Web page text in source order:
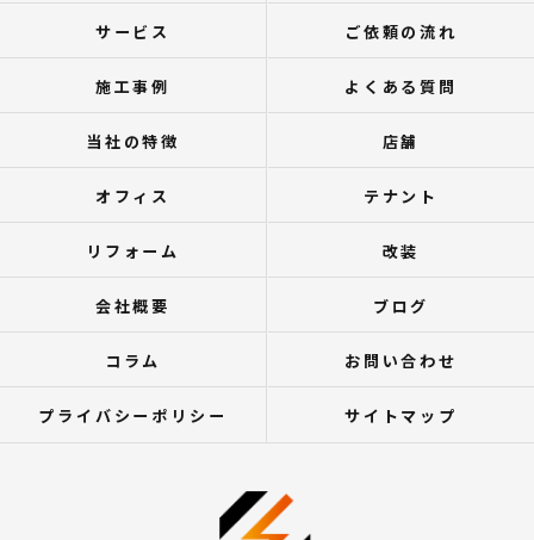
サービス ご依頼の流れ
施工事例 よくある質問
当社の特徴 店舗
オフィス テナント
リフォーム 改装
会社概要 ブログ
コラム お問い合わせ
プライバシーポリシー サイトマップ